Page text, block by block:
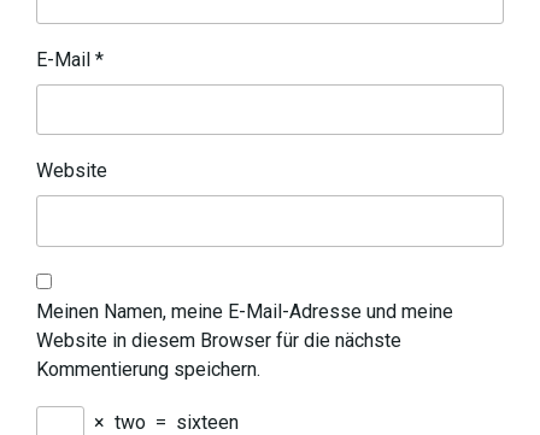
E-Mail *
Website
Meinen Namen, meine E-Mail-Adresse und meine
Website in diesem Browser für die nächste
Kommentierung speichern.
× two = sixteen